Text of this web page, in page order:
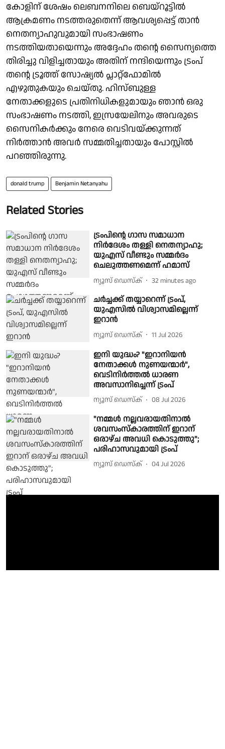
കോളിന് ശേഷം ലെബനനിലെ ബെയ്‌റൂട്ടില്‍
ആക്രമണം നടത്തരുതെന്ന് ആവശ്യപ്പെട്ട് താന്‍
നെതന്യാഹുവുമായി സംഭാഷണം
നടത്തിയതായെന്നും അദ്ദേഹം തന്റെ സൈന്യത്തെ
തിരിച്ചു വിളിച്ചതായും അതിന് നന്ദിയെന്നും ട്രംപ്
തന്റെ ട്രൂത്ത് സോഷ്യല്‍ പ്ലാറ്റ്ഫോമില്‍
എഴുതുകയും ചെയ്തു. ഹിസ്ബുള്ള
നേതാക്കളുടെ പ്രതിനിധികളുമായും ഞാന്‍ ഒരു
സംഭാഷണം നടത്തി, ഇസ്രയേലിനും അവരുടെ
സൈനികര്‍ക്കും നേരെ വെടിവയ്ക്കുന്നത്
നിര്‍ത്താന്‍ അവര്‍ സമ്മതിച്ചതായും പോസ്റ്റില്‍
പറഞ്ഞിരുന്നു.
donald trump Benjamin Netanyahu
Related Stories
ട്രംപിൻ്റെ ഗാസ സമാധാന
നിർദേശം തള്ളി നെതന്യാഹു;
യുഎസ് വീണ്ടും സമ്മർദം
ചെലുത്തണമെന്ന് ഹമാസ്
ന്യൂസ് ഡെസ്ക് 32 minutes ago
ചർച്ചക്ക് തയ്യാറെന്ന് ട്രംപ്,
യുഎസിൽ വിശ്വാസമില്ലെന്ന്
ഇറാൻ
ന്യൂസ് ഡെസ്ക് 11 Jul 2026
ഇനി യുദ്ധം? "ഇറാനിയൻ
നേതാക്കൾ നുണയന്മാർ",
വെടിനിർത്തൽ ധാരണ
അവസാനിച്ചെന്ന് ട്രംപ്
ന്യൂസ് ഡെസ്ക് 08 Jul 2026
"നമ്മൾ നല്ലവരായതിനാൽ
ശവസംസ്‌കാരത്തിന് ഇറാന്
ഒരാഴ്ച അവധി കൊടുത്തു";
പരിഹാസവുമായി ട്രംപ്
ന്യൂസ് ഡെസ്ക് 04 Jul 2026